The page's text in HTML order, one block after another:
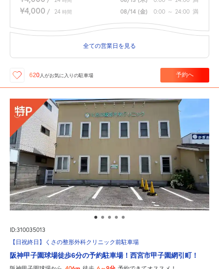
¥4,000 / 24 時間 08/14 (金) 0:00 ～ 24:00 満
全ての営業日を見る
620 人がお気に入りの駐車場 予約へ
ID:310035013
【日祝終日】くさの整形外科クリニック前駐車場
阪神甲子園球場徒歩6分の予約駐車場！西宮市甲子園網引町！